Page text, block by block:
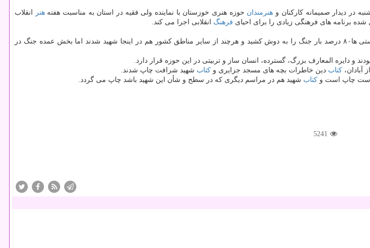
در دیدار صمیمانه كاركنان و هنرمندان حوزه هنری خوزستان با نماینده ولی فقیه در استان به مناسبت هفتههنر
انقلاب
برنامه های فرهنگی زیادی را برای احیای فرهنگ انقلابی اجرا می كند.
مدیركل حوزه هنری استان خاطرنشان كرد: خوزستان با وجود همه سختی ها، محدودیت ها وكم و كاستی ها۸۰ درصد بار جنگ را به دوش كشید و هرچند از سایر مناطق كشور هم در اینجا شهید شدند اما بخش عمده جنگ در
و دایره المعارف بزرگ، گسترده، انسان ساز و تربیتی در این حوزه قرار دارد.
آبادان، كتاب دین خاطرات بچه های مسجد جزایری و كتاب شهید شرافت چاپ شدند.
دست چاپ است و كتاب شهید هم در مراسم دیگری كه در سطح و شأن این شهید باشد چاپ می گردد.
5241